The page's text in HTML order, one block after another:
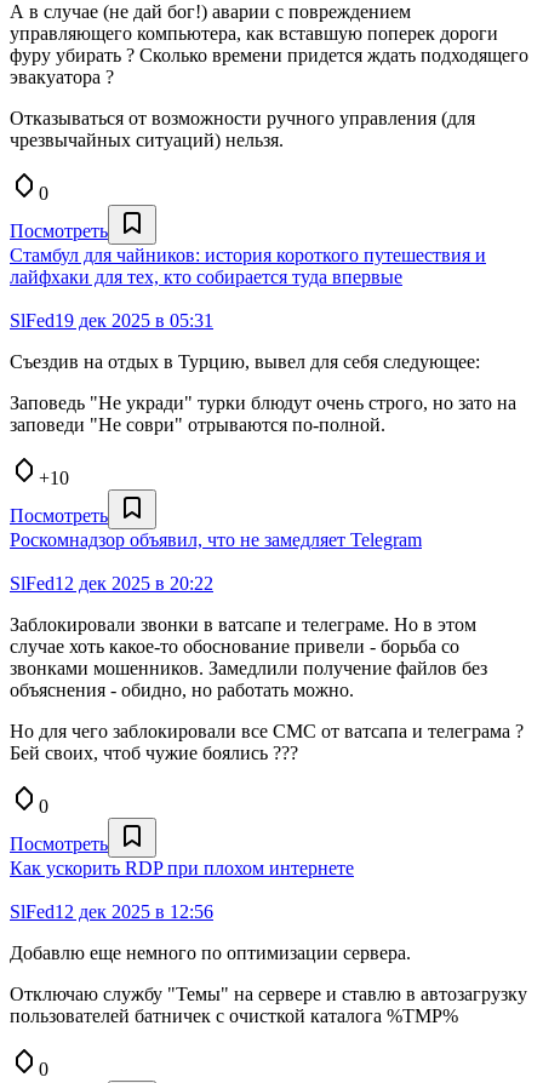
А в случае (не дай бог!) аварии с повреждением
управляющего компьютера, как вставшую поперек дороги
фуру убирать ? Сколько времени придется ждать подходящего
эвакуатора ?
Отказываться от возможности ручного управления (для
чрезвычайных ситуаций) нельзя.
0
Посмотреть
Стамбул для чайников: история короткого путешествия и
лайфхаки для тех, кто собирается туда впервые
SlFed19 дек 2025 в 05:31
Съездив на отдых в Турцию, вывел для себя следующее:
Заповедь "Не укради" турки блюдут очень строго, но зато на
заповеди "Не соври" отрываются по-полной.
+10
Посмотреть
Роскомнадзор объявил, что не замедляет Telegram
SlFed12 дек 2025 в 20:22
Заблокировали звонки в ватсапе и телеграме. Но в этом
случае хоть какое-то обоснование привели - борьба со
звонками мошенников. Замедлили получение файлов без
объяснения - обидно, но работать можно.
Но для чего заблокировали все СМС от ватсапа и телеграма ?
Бей своих, чтоб чужие боялись ???
0
Посмотреть
Как ускорить RDP при плохом интернете
SlFed12 дек 2025 в 12:56
Добавлю еще немного по оптимизации сервера.
Отключаю службу "Темы" на сервере и ставлю в автозагрузку
пользователей батничек с очисткой каталога %TMP%
0